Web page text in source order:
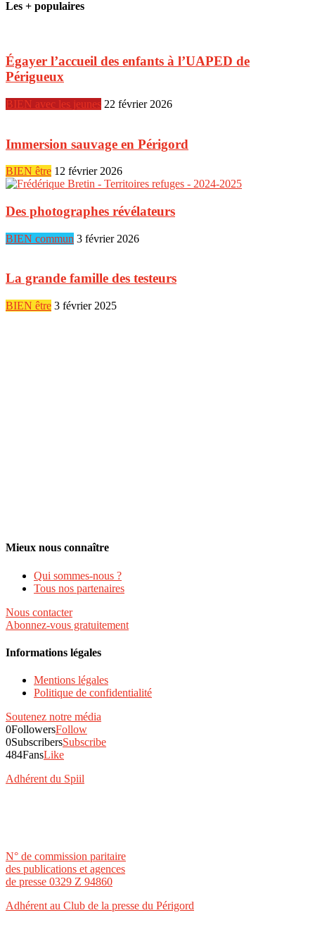
Les + populaires
Égayer l’accueil des enfants à l’UAPED de
Périgueux
BIEN avec les jeunes 22 février 2026
Immersion sauvage en Périgord
BIEN être 12 février 2026
Des photographes révélateurs
BIEN commun 3 février 2026
La grande famille des testeurs
BIEN être 3 février 2025
Mieux nous connaître
Qui sommes-nous ?
Tous nos partenaires
Nous contacter
Abonnez-vous gratuitement
Informations légales
Mentions légales
Politique de confidentialité
Soutenez notre média
0FollowersFollow
0SubscribersSubscribe
484FansLike
Adhérent du Spiil
N° de commission paritaire
des publications et agences
de presse 0329 Z 94860
Adhérent au Club de la presse du Périgord